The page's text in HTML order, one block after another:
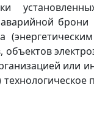
аварийной
или